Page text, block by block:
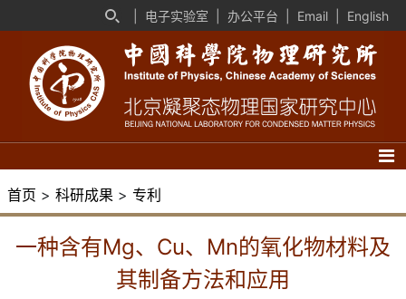
电子实验室 办公平台 Email English
首页 > 科研成果 > 专利
一种含有Mg、Cu、Mn的氧化物材料及
其制备方法和应用